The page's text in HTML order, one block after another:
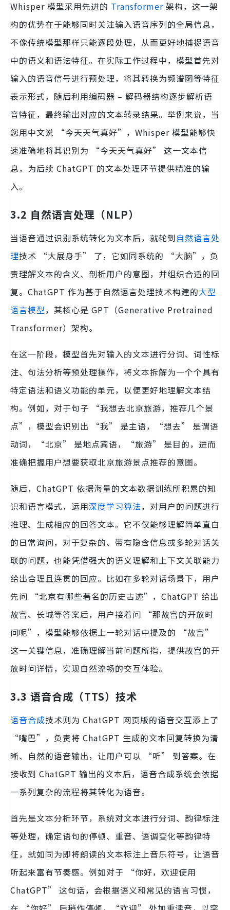
Whisper 模型采用先进的 Transformer 架构，这一架
构的优势在于能够同时关注输入语音序列的全局信息，
不像传统模型那样只能逐段处理，从而更好地捕捉语音
中的语义和语法特征。在实际工作过程中，模型首先对
输入的语音信号进行预处理，将其转换为频谱图等特征
表示形式，随后利用编码器 – 解码器结构逐步解析语
音特征，最终输出对应的文本转录结果。举例来说，当
您用中文说 “今天天气真好”，Whisper 模型能够快
速准确地将其识别为 “今天天气真好” 这一文本信
息，为后续 ChatGPT 的文本处理环节提供精准的输
入。
3.2 自然语言处理（NLP）
当语音通过识别系统转化为文本后，就轮到自然语言处
理技术 “大展身手” 了，它如同系统的 “大脑”，负
责理解文本的含义、剖析用户的意图，并组织合适的回
复。ChatGPT 作为基于自然语言处理技术构建的大型
语言模型，其核心是 GPT（Generative Pretrained
Transformer）架构。
在这一阶段，模型首先对输入的文本进行分词、词性标
注、句法分析等预处理操作，将文本拆解为一个个具有
特定语法和语义功能的单元，以便更好地理解文本结
构。例如，对于句子 “我想去北京旅游，推荐几个景
点”，模型会识别出 “我” 是主语，“想去” 是谓语
动词，“北京” 是地点宾语，“旅游” 是目的，进而
准确把握用户想要获取北京旅游景点推荐的意图。
随后，ChatGPT 依据海量的文本数据训练所积累的知
识和语言模式，运用深度学习算法，对用户的问题进行
推理、生成相应的回答文本。它不仅能够理解简单直白
的日常询问，对于复杂的、带有隐含信息或多轮对话关
联的问题，也能凭借强大的语义理解和上下文关联能力
给出合理且连贯的回应。比如在多轮对话场景下，用户
先问 “北京有哪些著名的历史古迹”，ChatGPT 给出
故宫、长城等答案后，用户接着问 “那故宫的开放时
间呢”，模型能够依据上一轮对话中提及的 “故宫”
这一关键信息，准确理解当前问题所指，提供故宫的开
放时间详情，实现自然流畅的交互体验。
3.3 语音合成（TTS）技术
语音合成技术则为 ChatGPT 网页版的语音交互添上了
“嘴巴”，负责将 ChatGPT 生成的文本回复转换为清
晰、自然的语音输出，让用户可以 “听” 到答案。在
接收到 ChatGPT 输出的文本后，语音合成系统会依据
一系列复杂的流程将其转化为语音。
首先是文本分析环节，系统对文本进行分词、韵律标注
等处理，确定语句的停顿、重音、语调变化等韵律特
征，就如同为即将朗读的文本标注上音乐符号，让语音
听起来富有节奏感。例如对于 “你好，欢迎使用
ChatGPT” 这句话，会根据语义和常见的语言习惯，